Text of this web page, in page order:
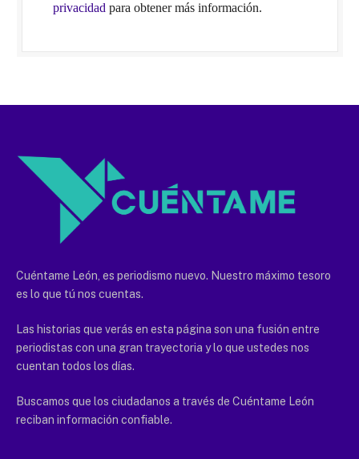
privacidad para obtener más información.
Cuéntame León, es periodismo nuevo. Nuestro máximo tesoro
es lo que tú nos cuentas.
Las historias que verás en esta página son una fusión entre
periodistas con una gran trayectoria y lo que ustedes nos
cuentan todos los días.
Buscamos que los ciudadanos a través de Cuéntame León
reciban información confiable.